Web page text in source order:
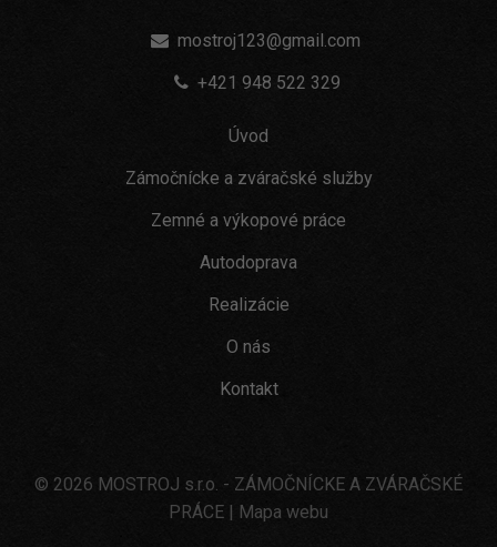
mostroj123@gmail.com
+421 948 522 329
Úvod
Zámočnícke a zváračské služby
Zemné a výkopové práce
Autodoprava
Realizácie
O nás
Kontakt
© 2026 MOSTROJ s.r.o. - ZÁMOČNÍCKE A ZVÁRAČSKÉ
PRÁCE | Mapa webu